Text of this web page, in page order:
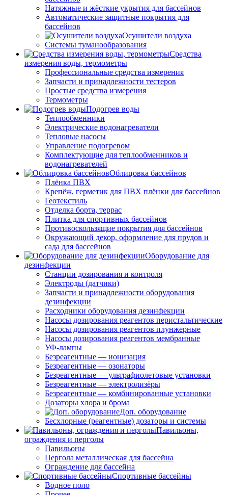
Натяжные и жёсткие укрытия для бассейнов
Автоматические защитные покрытия для
бассейнов
Осушители воздуха
Системы туманообразования
Средства
измерения воды, термометры
Профессиональные средства измерения
Запчасти и принадлежности тестеров
Простые средства измерения
Термометры
Подогрев воды
Теплообменники
Электрические водонагреватели
Тепловые насосы
Управление подогревом
Комплектующие для теплообменников и
водонагревателей
Облицовка бассейнов
Плёнка ПВХ
Крепёж, герметик для ПВХ плёнки для бассейнов
Геотекстиль
Отделка борта, террас
Плитка для спортивных бассейнов
Противоскользящие покрытия для бассейнов
Окружающий декор, оформление для прудов и
сада для бассейнов
Оборудование для
дезинфекции
Станции дозирования и контроля
Электроды (датчики)
Запчасти и принадлежности оборудования
дезинфекции
Расходники оборудования дезинфекции
Насосы дозирования реагентов перистальтические
Насосы дозирования реагентов плунжерные
Насосы дозирования реагентов мембранные
УФ-лампы
Безреагентные — ионизация
Безреагентные — озонаторы
Безреагентные — ультрафиолетовые установки
Безреагентные — электролизёры
Безреагентные — комбинированные установки
Дозаторы хлора и брома
Доп. оборудование
Бесхлорные (реагентные) дозаторы и системы
Павильоны,
ограждения и перголы
Павильоны
Пергола металлическая для бассейна
Ограждение для бассейна
Спортивные бассейны
Водное поло